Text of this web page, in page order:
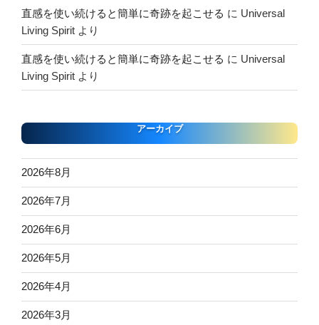
直感を使い続けると簡単に奇跡を起こせる に Universal
Living Spirit より
直感を使い続けると簡単に奇跡を起こせる に Universal
Living Spirit より
アーカイブ
2026年8月
2026年7月
2026年6月
2026年5月
2026年4月
2026年3月